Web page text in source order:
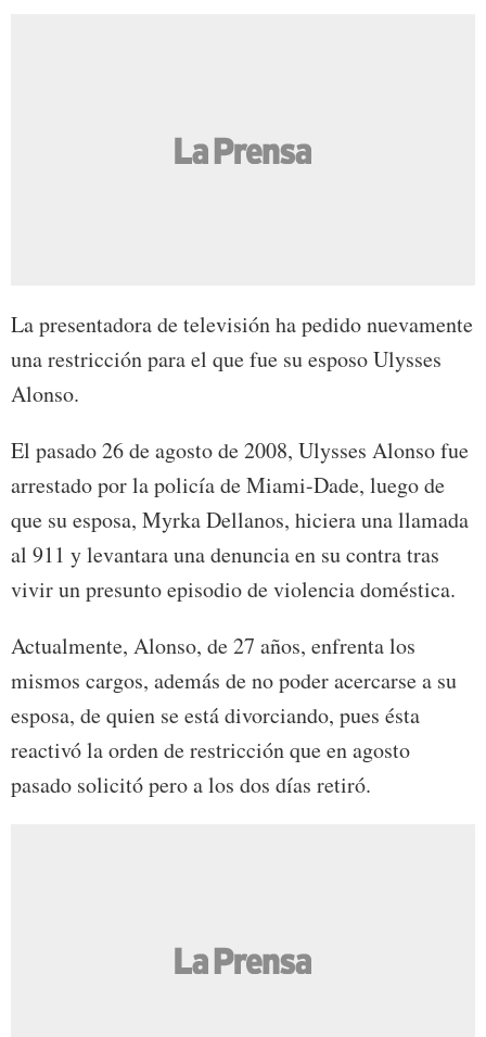
La presentadora de televisión ha pedido nuevamente
una restricción para el que fue su esposo Ulysses
Alonso.
El pasado 26 de agosto de 2008, Ulysses Alonso fue
arrestado por la policía de Miami-Dade, luego de
que su esposa, Myrka Dellanos, hiciera una llamada
al 911 y levantara una denuncia en su contra tras
vivir un presunto episodio de violencia doméstica.
Actualmente, Alonso, de 27 años, enfrenta los
mismos cargos, además de no poder acercarse a su
esposa, de quien se está divorciando, pues ésta
reactivó la orden de restricción que en agosto
pasado solicitó pero a los dos días retiró.